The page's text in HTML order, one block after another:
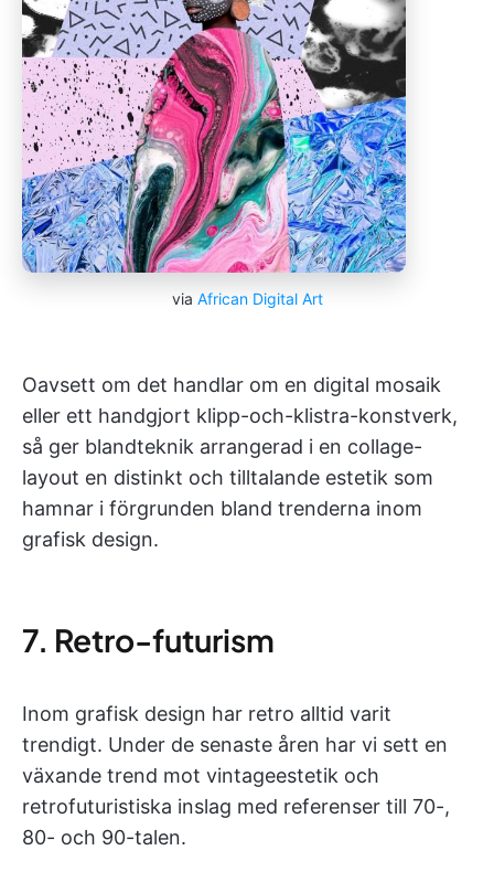
via African Digital Art
Oavsett om det handlar om en digital mosaik
eller ett handgjort klipp-och-klistra-konstverk,
så ger blandteknik arrangerad i en collage-
layout en distinkt och tilltalande estetik som
hamnar i förgrunden bland trenderna inom
grafisk design.
7. Retro-futurism
Inom grafisk design har retro alltid varit
trendigt. Under de senaste åren har vi sett en
växande trend mot vintageestetik och
retrofuturistiska inslag med referenser till 70-,
80- och 90-talen.